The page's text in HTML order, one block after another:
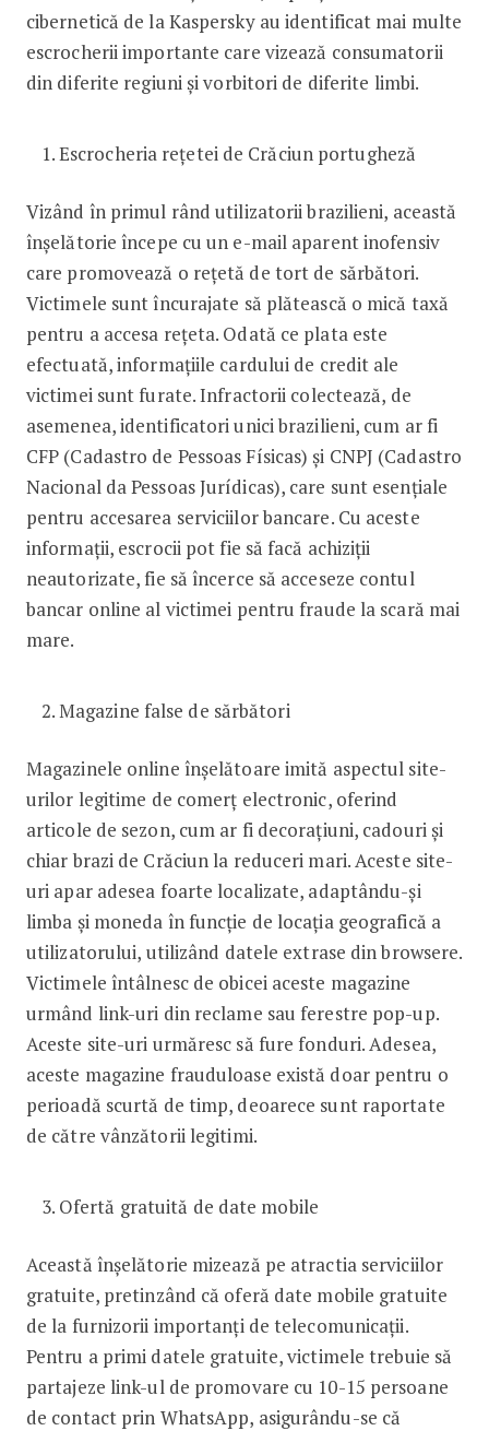
cibernetică de la Kaspersky au identificat mai multe
escrocherii importante care vizează consumatorii
din diferite regiuni și vorbitori de diferite limbi.
Escrocheria rețetei de Crăciun portugheză
Vizând în primul rând utilizatorii brazilieni, această
înșelătorie începe cu un e-mail aparent inofensiv
care promovează o rețetă de tort de sărbători.
Victimele sunt încurajate să plătească o mică taxă
pentru a accesa rețeta. Odată ce plata este
efectuată, informațiile cardului de credit ale
victimei sunt furate. Infractorii colectează, de
asemenea, identificatori unici brazilieni, cum ar fi
CFP (Cadastro de Pessoas Físicas) și CNPJ (Cadastro
Nacional da Pessoas Jurídicas), care sunt esențiale
pentru accesarea serviciilor bancare. Cu aceste
informații, escrocii pot fie să facă achiziții
neautorizate, fie să încerce să acceseze contul
bancar online al victimei pentru fraude la scară mai
mare.
Magazine false de sărbători
Magazinele online înșelătoare imită aspectul site-
urilor legitime de comerț electronic, oferind
articole de sezon, cum ar fi decorațiuni, cadouri și
chiar brazi de Crăciun la reduceri mari. Aceste site-
uri apar adesea foarte localizate, adaptându-și
limba și moneda în funcție de locația geografică a
utilizatorului, utilizând datele extrase din browsere.
Victimele întâlnesc de obicei aceste magazine
urmând link-uri din reclame sau ferestre pop-up.
Aceste site-uri urmăresc să fure fonduri. Adesea,
aceste magazine frauduloase există doar pentru o
perioadă scurtă de timp, deoarece sunt raportate
de către vânzătorii legitimi.
Ofertă gratuită de date mobile
Această înșelătorie mizează pe atractia serviciilor
gratuite, pretinzând că oferă date mobile gratuite
de la furnizorii importanți de telecomunicații.
Pentru a primi datele gratuite, victimele trebuie să
partajeze link-ul de promovare cu 10-15 persoane
de contact prin WhatsApp, asigurându-se că